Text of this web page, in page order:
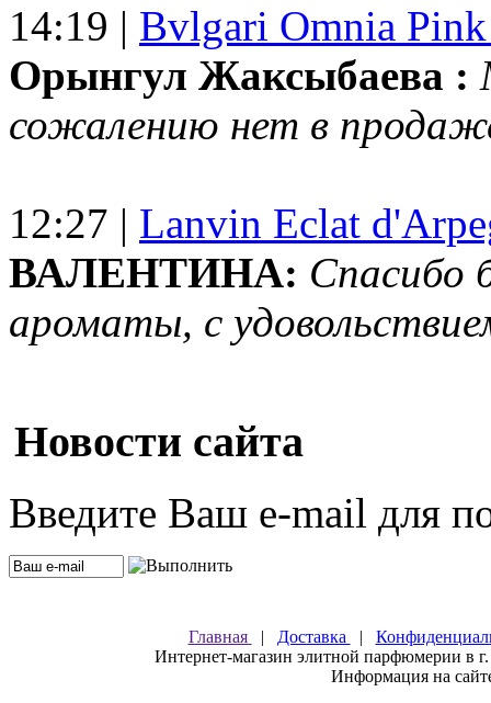
14:19 | Bvlgari Omnia
Орынгул Жаксыбаева :
сожалению нет в
12:27 | Lanvin Eclat
ВАЛЕНТИНА: Спасибо
ароматы, с
Новости сайта
Введите Ваш e-mail для
Главная | Доставка |
Интернет-магазин элитной парфюмерии в
Информация на